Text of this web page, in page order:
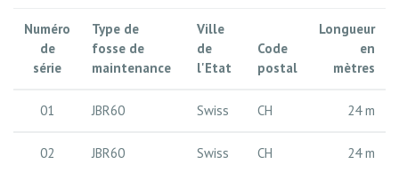
Numéro
de
série
Type de
fosse de
maintenance
Ville
de
l'Etat
Code
postal
Longueur
en
mètres
01 JBR60 Swiss CH 24 m
02 JBR60 Swiss CH 24 m